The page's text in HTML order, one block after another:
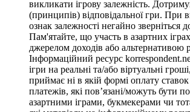
викликати ігрову залежність.
(принципів) відповідальної гри. При
ознак залежності негайно зверніться
Пам'ятайте, що участь в азартних
джерелом доходів або альтернативою
Інформаційний ресурс
ігри на реальні та/або віртуальні
приймає ні в якій формі оплату
платежів, які пов’язані/можуть бути
азартними іграми, букмекерами чи